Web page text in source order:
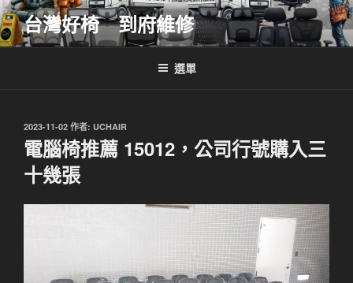
跳
至
主
台灣好椅 到府維修
選單
發
佈
於
2023-11-02 作者: UCHAIR
電腦椅推薦 15012，公司行號購入三
十幾張